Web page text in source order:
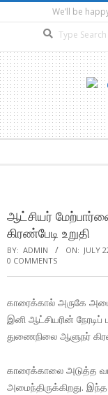
to
We’ll be
ஆட்சியர்
கிரண்பேடி உறுதி
BY: ADMIN ON: JULY
0 COMMENTS
காரைக்கால் அருகே
இனி ஆட்சியரின் நேரடிப்
துணைநிலை ஆளுநர்
காரைக்காலை அடுத்த
அமைந்திருக்கிறது. இந்த